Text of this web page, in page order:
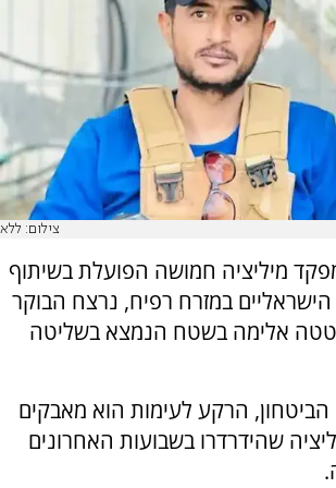
צילום: ללא
מיליציה חמושה הפועלת בשיתוף
הישראליים במזרח רפיח, נרצח הבוקר
אלימה בשטח הנמצא בשליטה
הביטחון, הרקע לעימות הוא מאבקים
שהידרדרו בשבועות האחרונים